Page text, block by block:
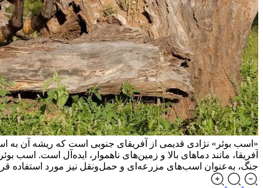
«اسب بوئر» نژادی قدیمی از آفریقای جنوبی است که ریشه آن
آفریقا، مانند دما‌های بالا و زمین‌های ناهموار، ایده‌آل است.
جنگ، به‌عنوان اسب‌های مزرعه‌ای و حمل‌ونقل نیز مورد استفاده